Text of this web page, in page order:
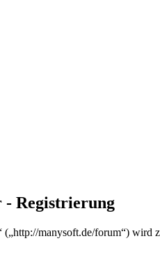
Registrierung
manysoft.de/forum“) wird